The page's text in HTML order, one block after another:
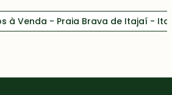
à Venda - Praia Brava de Itajaí -